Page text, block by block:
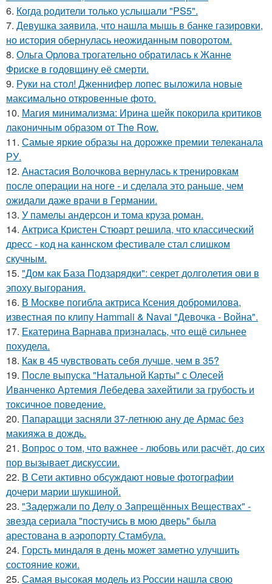
6. Когда родители только услышали "PS5".
7. Девушка заявила, что нашла мышь в банке газировки,
но история обернулась неожиданным поворотом.
8. Ольга Орлова трогательно обратилась к Жанне
Фриске в годовщину её смерти.
9. Руки на стол! Дженнифер лопес выложила новые
максимально откровенные фото.
10. Магия минимализма: Ирина шейк покорила критиков
лаконичным образом от The Row.
11. Самые яркие образы на дорожке премии телеканала
РУ.
12. Анастасия Волочкова вернулась к тренировкам
после операции на ноге - и сделала это раньше, чем
ожидали даже врачи в Германии.
13. У памелы андерсон и тома круза роман.
14. Актриса Кристен Стюарт решила, что классический
дресс - код на каннском фестивале стал слишком
скучным.
15. "Дом как База Подзарядки": секрет долголетия ови в
эпоху выгорания.
16. В Москве погибла актриса Ксения добромилова,
известная по клипу Hammali & Navai "Девочка - Война".
17. Екатерина Варнава призналась, что ещё сильнее
похудела.
18. Как в 45 чувствовать себя лучше, чем в 35?
19. После выпуска "Натальной Карты" с Олесей
Иванченко Артемия Лебедева захейтили за грубость и
токсичное поведение.
20. Папарацци засняли 37-летнюю ану де Армас без
макияжа в дождь.
21. Вопрос о том, что важнее - любовь или расчёт, до сих
пор вызывает дискуссии.
22. В Сети активно обсуждают новые фотографии
дочери марии шукшиной.
23. "Задержали по Делу о Запрещённых Веществах" -
звезда сериала "постучись в мою дверь" была
арестована в аэропорту Стамбула.
24. Горсть миндаля в день может заметно улучшить
состояние кожи.
25. Самая высокая модель из России нашла свою